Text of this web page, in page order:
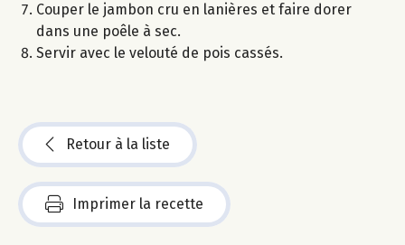
Couper le jambon cru en lanières et faire dorer
dans une poêle à sec.
Servir avec le velouté de pois cassés.
Retour à la liste
Imprimer la recette